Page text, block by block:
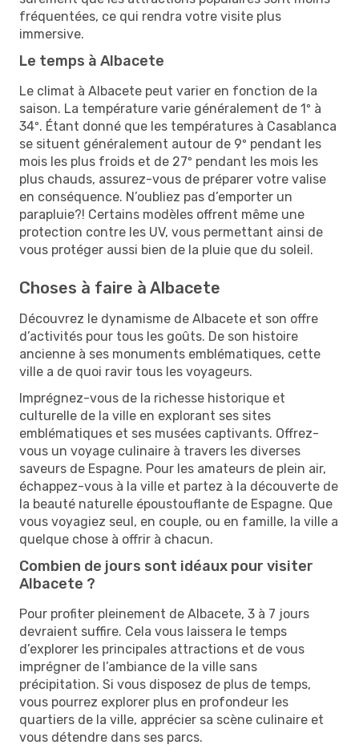
fréquentées, ce qui rendra votre visite plus
immersive.
Le temps à Albacete
Le climat à Albacete peut varier en fonction de la
saison. La température varie généralement de 1º à
34º. Étant donné que les températures à Casablanca
se situent généralement autour de 9º pendant les
mois les plus froids et de 27º pendant les mois les
plus chauds, assurez-vous de préparer votre valise
en conséquence. N’oubliez pas d’emporter un
parapluie?! Certains modèles offrent même une
protection contre les UV, vous permettant ainsi de
vous protéger aussi bien de la pluie que du soleil.
Choses à faire à Albacete
Découvrez le dynamisme de Albacete et son offre
d’activités pour tous les goûts. De son histoire
ancienne à ses monuments emblématiques, cette
ville a de quoi ravir tous les voyageurs.
Imprégnez-vous de la richesse historique et
culturelle de la ville en explorant ses sites
emblématiques et ses musées captivants. Offrez-
vous un voyage culinaire à travers les diverses
saveurs de Espagne. Pour les amateurs de plein air,
échappez-vous à la ville et partez à la découverte de
la beauté naturelle époustouflante de Espagne. Que
vous voyagiez seul, en couple, ou en famille, la ville a
quelque chose à offrir à chacun.
Combien de jours sont idéaux pour visiter
Albacete ?
Pour profiter pleinement de Albacete, 3 à 7 jours
devraient suffire. Cela vous laissera le temps
d’explorer les principales attractions et de vous
imprégner de l’ambiance de la ville sans
précipitation. Si vous disposez de plus de temps,
vous pourrez explorer plus en profondeur les
quartiers de la ville, apprécier sa scène culinaire et
vous détendre dans ses parcs.